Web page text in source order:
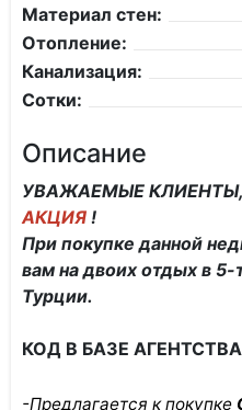
Материал стен:
Отопление:
Канализация:
Сотки:
Описание
УВАЖАЕМЫЕ
АКЦИЯ !
При покупке данной
вам на двоих отдых в 5-
Турции.
КОД В БАЗЕ
-Предлагается к покупке